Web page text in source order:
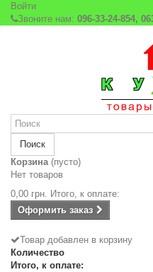
Войти
Звоните нам: 096-33-24-854,
Поиск
Корзина (пусто)
Нет товаров
0,00 грн. Итого, к оплате:
Оформить заказ
Товар добавлен в корзину
Количество
Итого, к оплате: